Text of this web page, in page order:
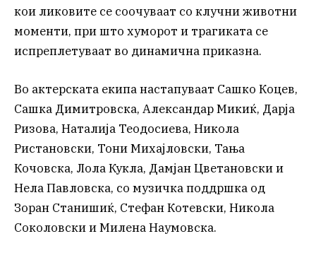
кои ликовите се соочуваат со клучни животни
моменти, при што хуморот и трагиката се
испреплетуваат во динамична приказна.
Во актерската екипа настапуваат Сашко Коцев,
Сашка Димитровска, Александар Микиќ, Дарја
Ризова, Наталија Теодосиева, Никола
Ристановски, Тони Михајловски, Тања
Кочовска, Лола Кукла, Дамјан Цветановски и
Нела Павловска, со музичка поддршка од
Зоран Станишиќ, Стефан Котевски, Никола
Соколовски и Милена Наумовска.